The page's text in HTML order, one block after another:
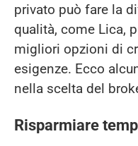
privato può fare la
qualità, come Lica,
migliori opzioni di
esigenze. Ecco
nella scelta del
Risparmiare